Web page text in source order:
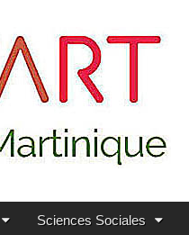
Sciences Sociales